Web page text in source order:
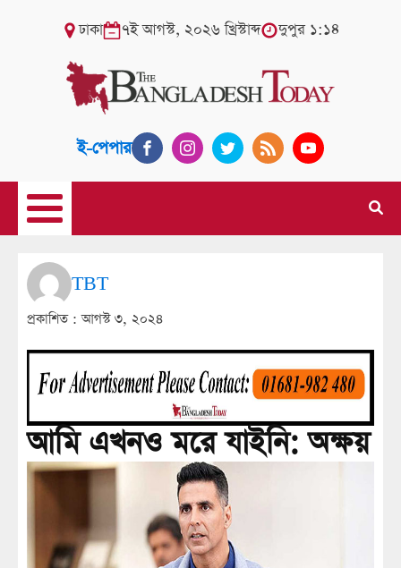
ঢাকা ৭ই আগস্ট, ২০২৬ খ্রিস্টাব্দ দুপুর ১:১৪
ই-পেপার
TBT
প্রকাশিত :আগস্ট ৩, ২০২৪
আমি এখনও মরে যাইনি: অক্ষয়